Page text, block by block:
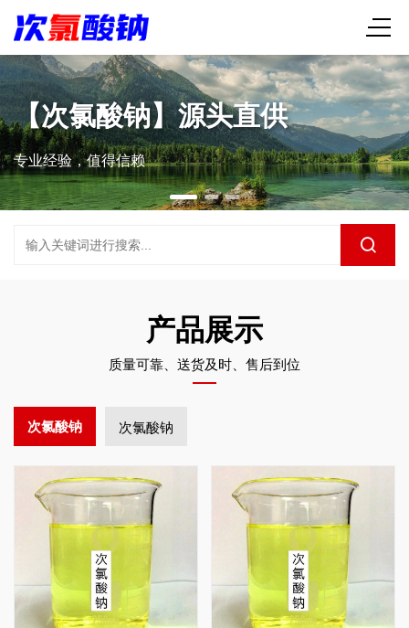
头直供 质量可靠、送
恪守质量底线，提供放心
产品展示
质量可靠、送货及时、售后到位
次氯酸钠 次氯酸钠